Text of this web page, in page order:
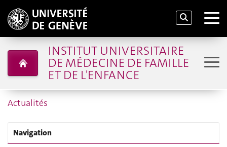
INSTITUT UNIVERSITAIRE
DE MÉDECINE DE FAMILLE
ET DE L'ENFANCE
Actualités
Navigation